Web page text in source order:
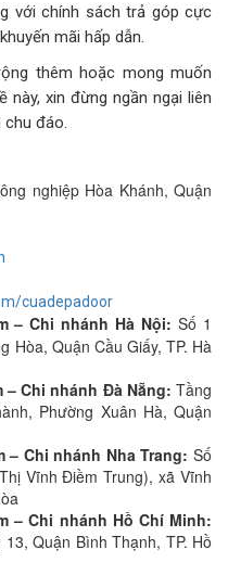
với chính sách trả góp cực
mãi hấp dẫn.
thêm hoặc mong muốn
xin đừng ngần ngại liên
đáo.
nghiệp Hòa Khánh, Quận
cuadepadoor
– Chi nhánh Hà Nội: Số 1
Hòa, Quận Cầu Giấy, TP. Hà
– Chi nhánh Đà Nẵng: Tầng
Phường Xuân Hà, Quận
– Chi nhánh Nha Trang: Số
Vĩnh Điềm Trung), xã Vĩnh
– Chi nhánh Hồ Chí Minh:
Quận Bình Thạnh, TP. Hồ